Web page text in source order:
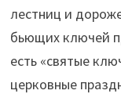
лестниц и
бьющих ключей
есть «святые
церковные